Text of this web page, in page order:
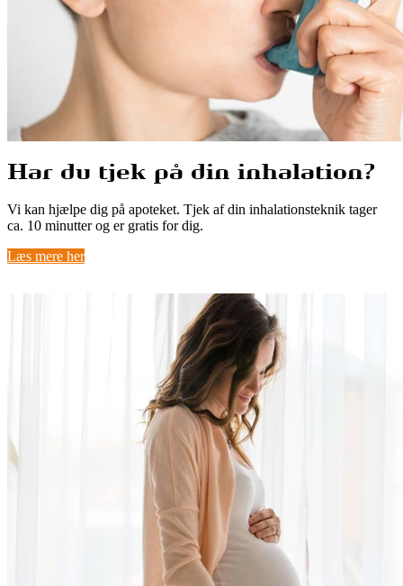
Har du tjek på din inhalation?
Vi kan hjælpe dig på apoteket. Tjek af din inhalationsteknik tager
ca. 10 minutter og er gratis for dig.
Læs mere her